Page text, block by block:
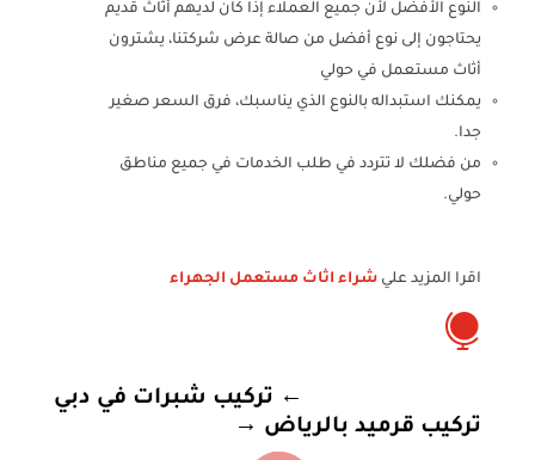
النوع الأفضل لأن جميع العملاء إذا كان لديهم أثاث قديم
يحتاجون إلى نوع أفضل من صالة عرض شركتنا، يشترون
أثاث مستعمل في حولي
يمكنك استبداله بالنوع الذي يناسبك، فرق السعر صغير
جدا.
من فضلك لا تتردد في طلب الخدمات في جميع مناطق
حولي.
اقرا المزيد علي شراء اثاث مستعمل الجهراء

← تركيب شبرات في دبي
تركيب قرميد بالرياض →